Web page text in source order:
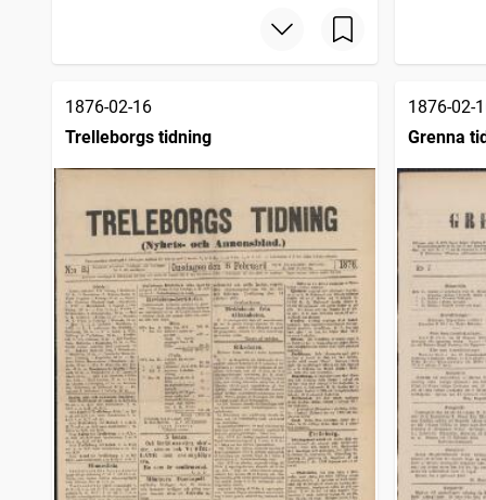
1876-02-16
Trelleborgs tidning
1876-02-
Grenna